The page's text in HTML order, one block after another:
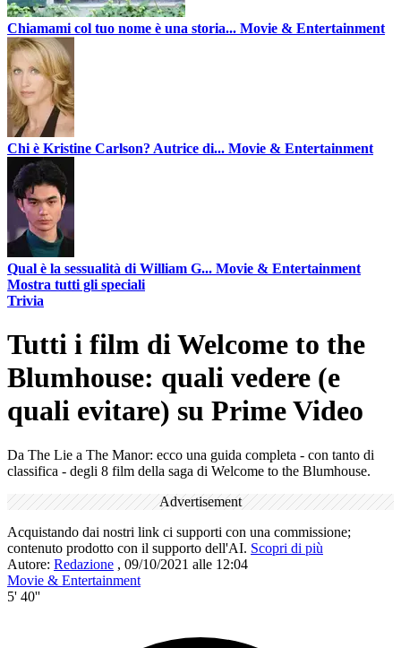
Chiamami col tuo nome è una storia... Movie & Entertainment
Chi è Kristine Carlson? Autrice di... Movie & Entertainment
Qual è la sessualità di William G... Movie & Entertainment
Mostra tutti gli speciali
Trivia
Tutti i film di Welcome to the
Blumhouse: quali vedere (e
quali evitare) su Prime Video
Da The Lie a The Manor: ecco una guida completa - con tanto di
classifica - degli 8 film della saga di Welcome to the Blumhouse.
Advertisement
Acquistando dai nostri link ci supporti con una commissione;
contenuto prodotto con il supporto dell'AI. Scopri di più
Autore: Redazione , 09/10/2021 alle 12:04
Movie & Entertainment
5' 40''